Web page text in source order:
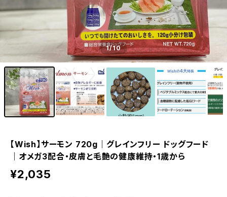
1/10
【Wish】サーモン 720g｜グレインフリー ドッグフード
｜オメガ3配合・皮膚と毛艶の健康維持・1歳から
¥2,035